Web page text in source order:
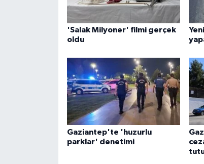
'Salak Milyoner' filmi gerçek
oldu
Gaziantep'te 'huzurlu
parklar' denetimi